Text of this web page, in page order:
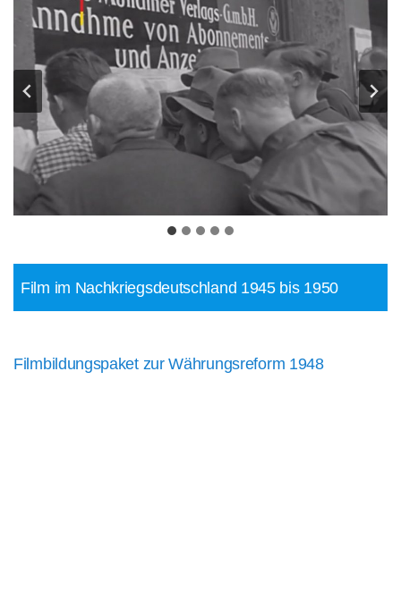
Film im Nachkriegsdeutschland 1945 bis 1950
Filmbildungspaket zur Währungsreform 1948